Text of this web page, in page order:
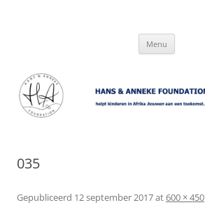
Menu
035
Gepubliceerd 12 september 2017at600 × 450